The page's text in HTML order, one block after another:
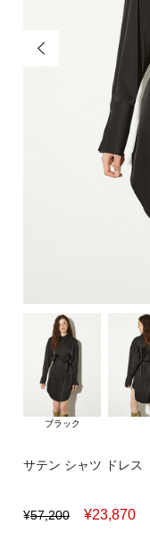
ブラック
サテン シャツ ドレス
¥57,200 ¥23,870